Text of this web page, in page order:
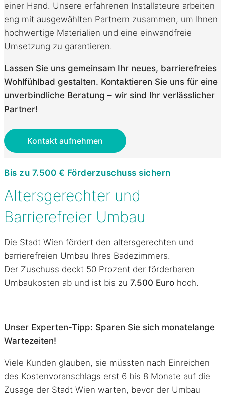
einer Hand. Unsere erfahrenen Installateure arbeiten
eng mit ausgewählten Partnern zusammen, um Ihnen
hochwertige Materialien und eine einwandfreie
Umsetzung zu garantieren.
Lassen Sie uns gemeinsam Ihr neues, barrierefreies
Wohlfühlbad gestalten. Kontaktieren Sie uns für eine
unverbindliche Beratung – wir sind Ihr verlässlicher
Partner!
Kontakt aufnehmen
Bis zu 7.500 € Förderzuschuss sichern
Altersgerechter und
Barrierefreier Umbau
Die Stadt Wien fördert den altersgerechten und
barrierefreien Umbau Ihres Badezimmers.
Der Zuschuss deckt 50 Prozent der förderbaren
Umbaukosten ab und ist bis zu 7.500 Euro hoch.
Unser Experten-Tipp: Sparen Sie sich monatelange
Wartezeiten!
Viele Kunden glauben, sie müssten nach Einreichen
des Kostenvoranschlags erst 6 bis 8 Monate auf die
Zusage der Stadt Wien warten, bevor der Umbau